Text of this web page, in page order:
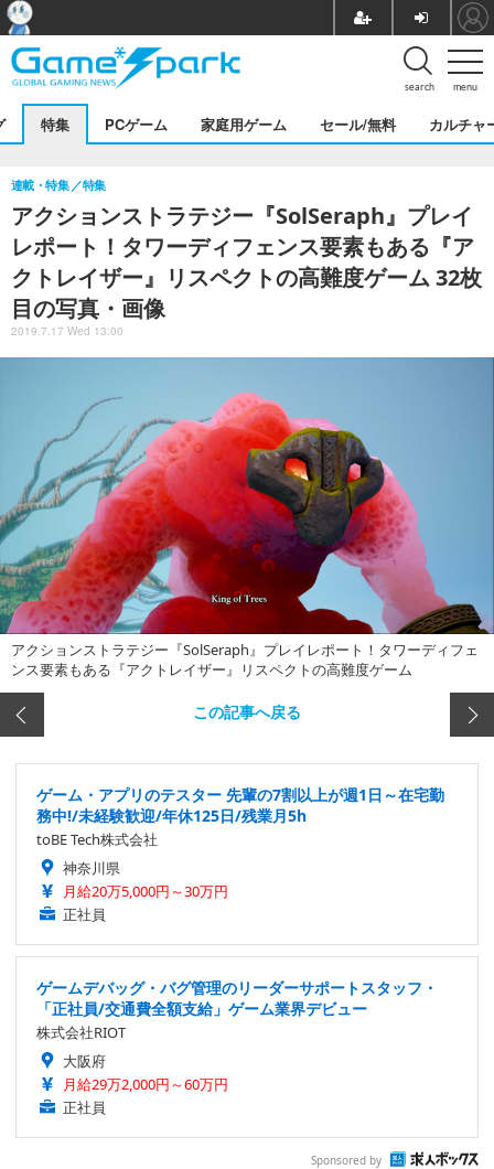
menu
search
特集 PCゲーム 家庭用ゲーム セール/無料 カルチャ
アクションストラテジー『SolSeraph』プレイ
レポート！タワーディフェンス要素もある『ア
クトレイザー』リスペクトの高難度ゲーム 32枚
目の写真・画像
連載・特集 特集
2019.7.17 Wed 13:00
アクションストラテジー『SolSeraph』プレイレポート！タワーディフェ
ンス要素もある『アクトレイザー』リスペクトの高難度ゲーム
この記事へ戻る
ゲーム・アプリのテスター 先輩の7割以上が週1日～在宅勤
務中!/未経験歓迎/年休125日/残業月5h
toBE Tech株式会社
神奈川県
月給20万5,000円～30万円
正社員
ゲームデバッグ・バグ管理のリーダーサポートスタッフ・
「正社員/交通費全額支給」ゲーム業界デビュー
株式会社RIOT
大阪府
月給29万2,000円～60万円
正社員
Sponsored by